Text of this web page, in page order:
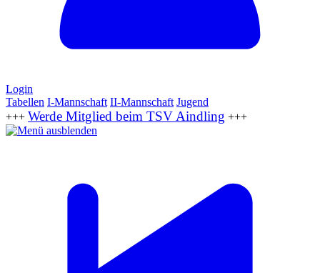
Login
Tabellen I-Mannschaft II-Mannschaft Jugend
+++ Werde Mitglied beim TSV Aindling +++